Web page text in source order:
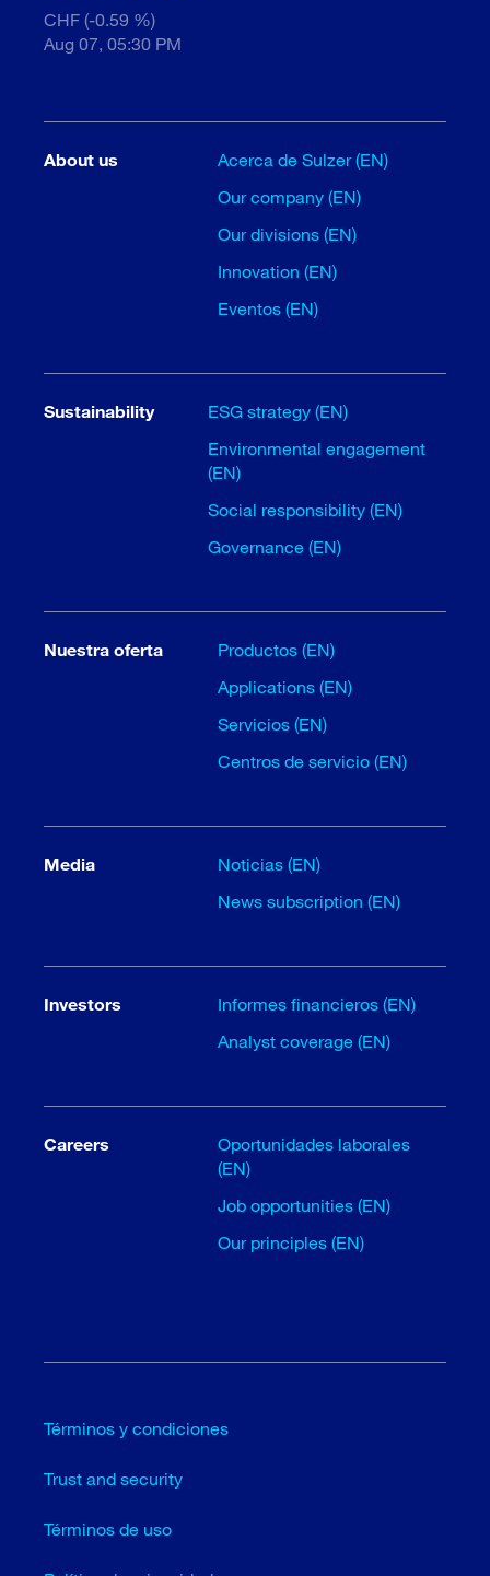
CHF (-0.59 %)
Aug 07, 05:30 PM
About us
Acerca de Sulzer (EN)
Our company (EN)
Our divisions (EN)
Innovation (EN)
Eventos (EN)
Sustainability
ESG strategy (EN)
Environmental engagement
(EN)
Social responsibility (EN)
Governance (EN)
Nuestra oferta
Productos (EN)
Applications (EN)
Servicios (EN)
Centros de servicio (EN)
Media
Noticias (EN)
News subscription (EN)
Investors
Informes financieros (EN)
Analyst coverage (EN)
Careers
Oportunidades laborales
(EN)
Job opportunities (EN)
Our principles (EN)
Términos y condiciones
Trust and security
Términos de uso